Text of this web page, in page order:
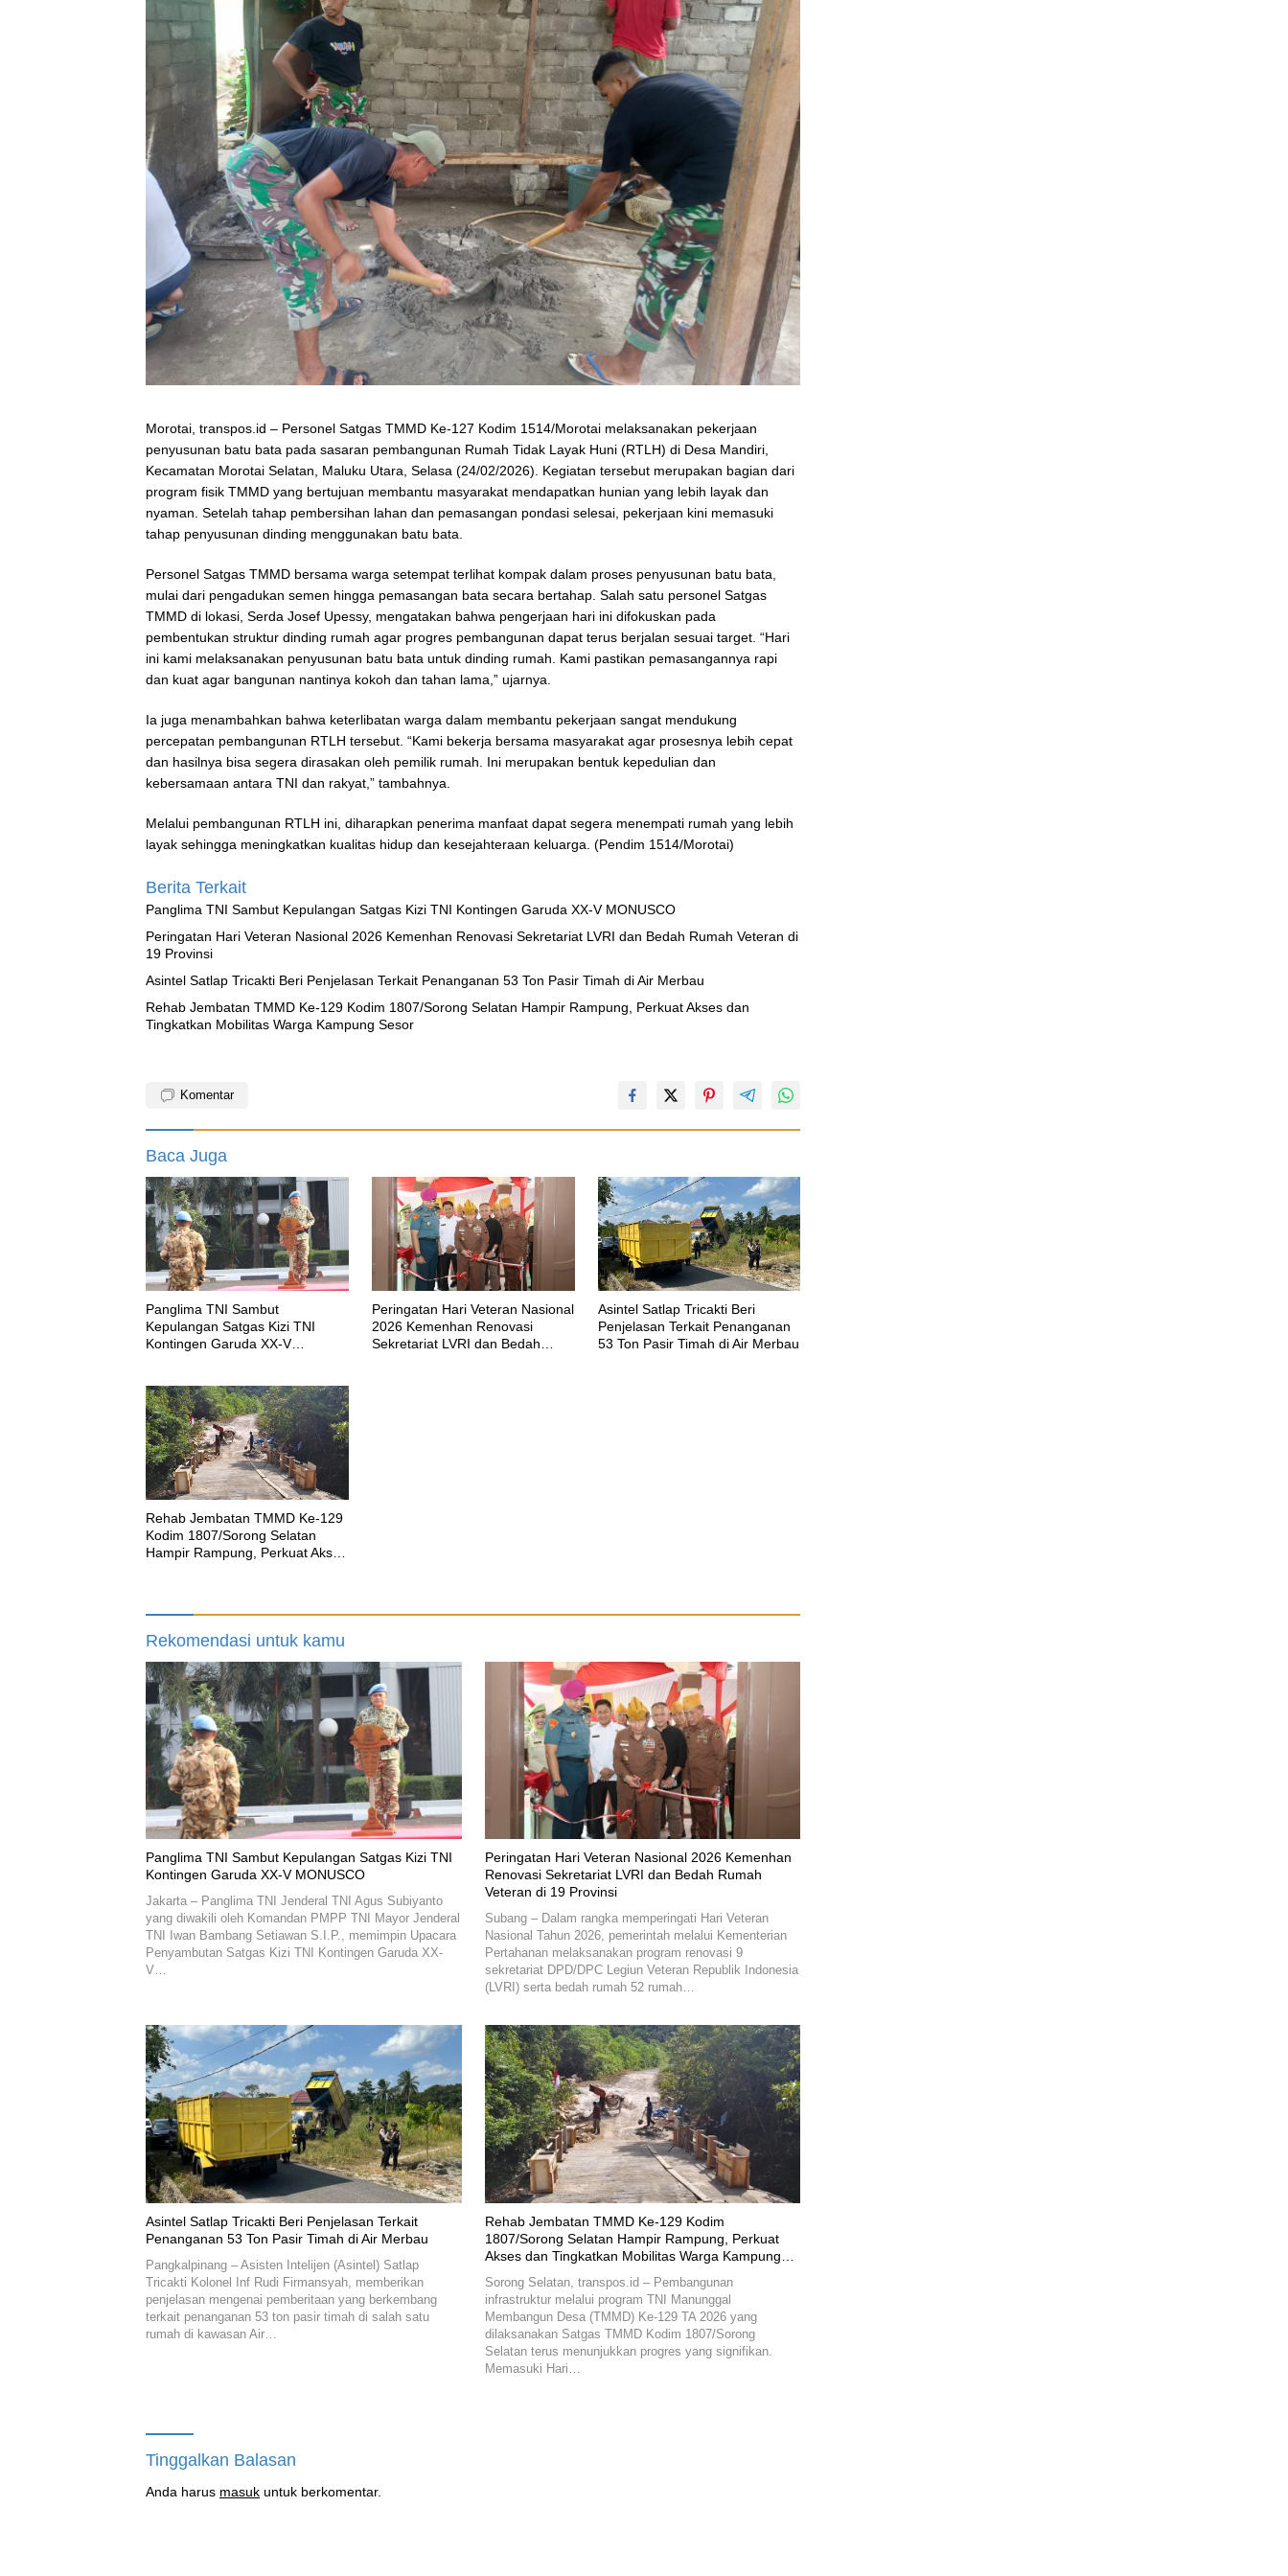
Morotai, transpos.id – Personel Satgas TMMD Ke-127 Kodim 1514/Morotai melaksanakan pekerjaan
penyusunan batu bata pada sasaran pembangunan Rumah Tidak Layak Huni (RTLH) di Desa Mandiri,
Kecamatan Morotai Selatan, Maluku Utara, Selasa (24/02/2026). Kegiatan tersebut merupakan bagian dari
program fisik TMMD yang bertujuan membantu masyarakat mendapatkan hunian yang lebih layak dan
nyaman. Setelah tahap pembersihan lahan dan pemasangan pondasi selesai, pekerjaan kini memasuki
tahap penyusunan dinding menggunakan batu bata.
Personel Satgas TMMD bersama warga setempat terlihat kompak dalam proses penyusunan batu bata,
mulai dari pengadukan semen hingga pemasangan bata secara bertahap. Salah satu personel Satgas
TMMD di lokasi, Serda Josef Upessy, mengatakan bahwa pengerjaan hari ini difokuskan pada
pembentukan struktur dinding rumah agar progres pembangunan dapat terus berjalan sesuai target. “Hari
ini kami melaksanakan penyusunan batu bata untuk dinding rumah. Kami pastikan pemasangannya rapi
dan kuat agar bangunan nantinya kokoh dan tahan lama,” ujarnya.
Ia juga menambahkan bahwa keterlibatan warga dalam membantu pekerjaan sangat mendukung
percepatan pembangunan RTLH tersebut. “Kami bekerja bersama masyarakat agar prosesnya lebih cepat
dan hasilnya bisa segera dirasakan oleh pemilik rumah. Ini merupakan bentuk kepedulian dan
kebersamaan antara TNI dan rakyat,” tambahnya.
Melalui pembangunan RTLH ini, diharapkan penerima manfaat dapat segera menempati rumah yang lebih
layak sehingga meningkatkan kualitas hidup dan kesejahteraan keluarga. (Pendim 1514/Morotai)
Berita Terkait
Panglima TNI Sambut Kepulangan Satgas Kizi TNI Kontingen Garuda XX-V MONUSCO
Peringatan Hari Veteran Nasional 2026 Kemenhan Renovasi Sekretariat LVRI dan Bedah Rumah Veteran di
19 Provinsi
Asintel Satlap Tricakti Beri Penjelasan Terkait Penanganan 53 Ton Pasir Timah di Air Merbau
Rehab Jembatan TMMD Ke-129 Kodim 1807/Sorong Selatan Hampir Rampung, Perkuat Akses dan
Tingkatkan Mobilitas Warga Kampung Sesor
Komentar
Baca Juga
Panglima TNI Sambut
Kepulangan Satgas Kizi TNI
Kontingen Garuda XX-V
Peringatan Hari Veteran Nasional
2026 Kemenhan Renovasi
Sekretariat LVRI dan Bedah
Asintel Satlap Tricakti Beri
Penjelasan Terkait Penanganan
53 Ton Pasir Timah di Air Merbau
Rehab Jembatan TMMD Ke-129
Kodim 1807/Sorong Selatan
Hampir Rampung, Perkuat Akses
Rekomendasi untuk kamu
Panglima TNI Sambut Kepulangan Satgas Kizi TNI
Kontingen Garuda XX-V MONUSCO
Jakarta – Panglima TNI Jenderal TNI Agus Subiyanto
yang diwakili oleh Komandan PMPP TNI Mayor Jenderal
TNI Iwan Bambang Setiawan S.I.P., memimpin Upacara
Penyambutan Satgas Kizi TNI Kontingen Garuda XX-
V…
Peringatan Hari Veteran Nasional 2026 Kemenhan
Renovasi Sekretariat LVRI dan Bedah Rumah
Veteran di 19 Provinsi
Subang – Dalam rangka memperingati Hari Veteran
Nasional Tahun 2026, pemerintah melalui Kementerian
Pertahanan melaksanakan program renovasi 9
sekretariat DPD/DPC Legiun Veteran Republik Indonesia
(LVRI) serta bedah rumah 52 rumah…
Asintel Satlap Tricakti Beri Penjelasan Terkait
Penanganan 53 Ton Pasir Timah di Air Merbau
Pangkalpinang – Asisten Intelijen (Asintel) Satlap
Tricakti Kolonel Inf Rudi Firmansyah, memberikan
penjelasan mengenai pemberitaan yang berkembang
terkait penanganan 53 ton pasir timah di salah satu
rumah di kawasan Air…
Rehab Jembatan TMMD Ke-129 Kodim
1807/Sorong Selatan Hampir Rampung, Perkuat
Akses dan Tingkatkan Mobilitas Warga Kampung
Sorong Selatan, transpos.id – Pembangunan
infrastruktur melalui program TNI Manunggal
Membangun Desa (TMMD) Ke-129 TA 2026 yang
dilaksanakan Satgas TMMD Kodim 1807/Sorong
Selatan terus menunjukkan progres yang signifikan.
Memasuki Hari…
Tinggalkan Balasan
Anda harus masuk untuk berkomentar.